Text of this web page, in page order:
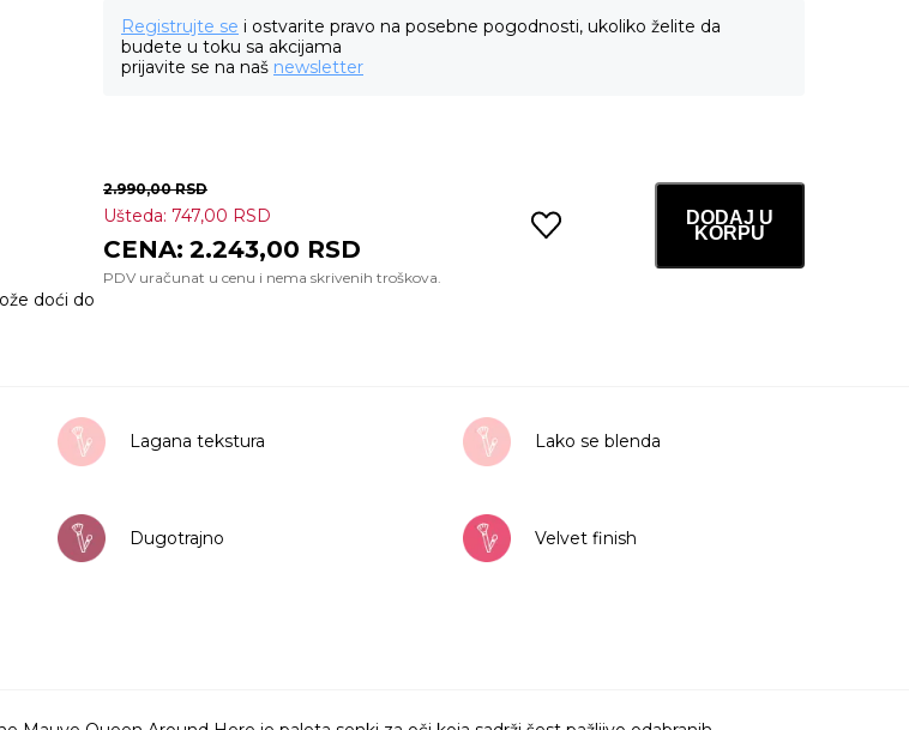
Registrujte se i ostvarite pravo na posebne pogodnosti, ukoliko želite da
budete u toku sa akcijama
prijavite se na naš newsletter
2.990,00RSD
Ušteda: 747,00 RSD
2.243,00 RSD
Around
DODAJ U
KORPU
doći do
Lagana tekstura Lako se blenda
Dugotrajno Velvet finish